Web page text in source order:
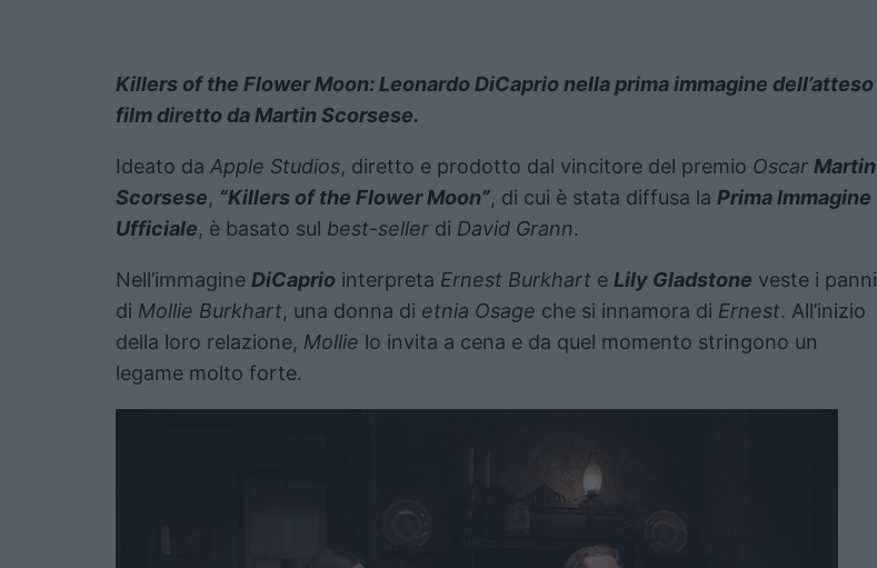
Killers of the Flower Moon: Leonardo DiCaprio nella prima immagine dell’atteso
film diretto da Martin Scorsese.
Ideato da Apple Studios, diretto e prodotto dal vincitore del premio Oscar Martin
Scorsese, “Killers of the Flower Moon”, di cui è stata diffusa la Prima Immagine
Ufficiale, è basato sul best-seller di David Grann.
Nell’immagine DiCaprio interpreta Ernest Burkhart e Lily Gladstone veste i panni
di Mollie Burkhart, una donna di etnia Osage che si innamora di Ernest. All’inizio
della loro relazione, Mollie lo invita a cena e da quel momento stringono un
legame molto forte.